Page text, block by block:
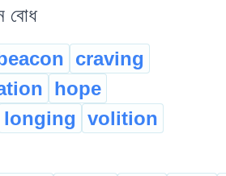
বোধ
craving
hope
longing volition